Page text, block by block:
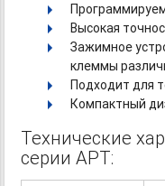
Высокая
Зажимное
клеммы
Подходит для
Компактный
Технические
серии APT: